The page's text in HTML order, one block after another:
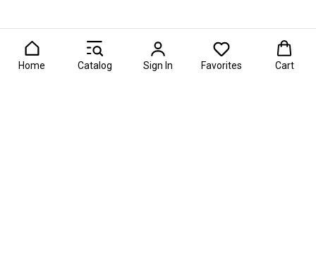
Home Catalog Sign In Favorites Cart